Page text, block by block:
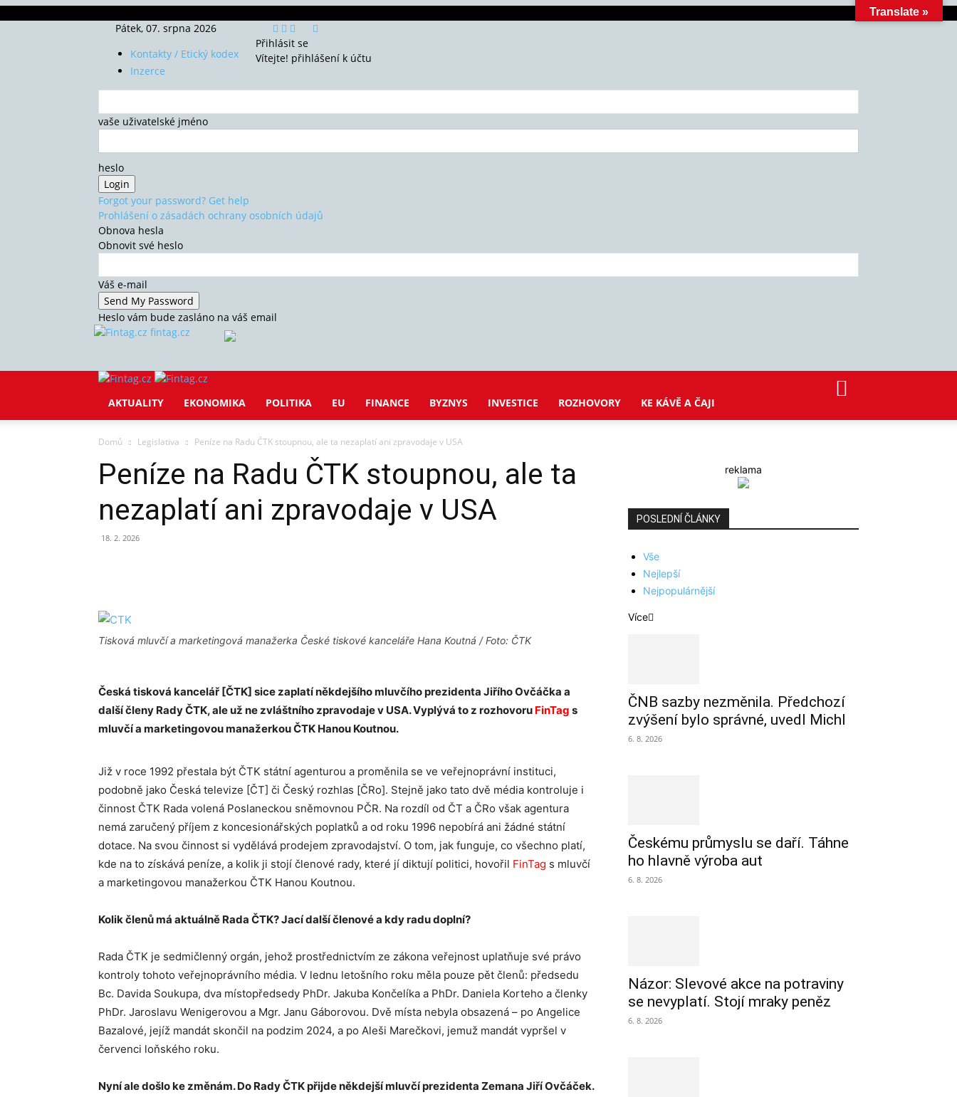
Pátek, 07. srpna 2026
Kontakty / Etický kodex
Inzerce
Přihlásit se
Vítejte! přihlášení k účtu
vaše uživatelské jméno
heslo
Forgot your password? Get help
Prohlášení o zásadách ochrany osobních údajů
Obnova hesla
Obnovit své heslo
Váš e-mail
Heslo vám bude zasláno na váš email
fintag.cz
AKTUALITY EKONOMIKA POLITIKA EU FINANCE BYZNYS INVESTICE ROZHOVORY KE KÁVĚ A ČAJI
Domů Legislativa Peníze na Radu ČTK stoupnou, ale ta nezaplatí ani zpravodaje v USA
Peníze na Radu ČTK stoupnou, ale ta
nezaplatí ani zpravodaje v USA
18. 2. 2026
Tisková mluvčí a marketingová manažerka České tiskové kanceláře Hana Koutná / Foto: ČTK
Česká tisková kancelář [ČTK] sice zaplatí někdejšího mluvčího prezidenta Jiřího Ovčáčka a
další členy Rady ČTK, ale už ne zvláštního zpravodaje v USA.Vyplývá to z rozhovoru FinTag s
mluvčí a marketingovou manažerkou ČTK Hanou Koutnou.
Již v roce 1992 přestala být ČTK státní agenturou a proměnila se ve veřejnoprávní instituci,
podobně jako Česká televize [ČT] či Český rozhlas [ČRo]. Stejně jako tato dvě média kontroluje i
činnost ČTK Rada volená Poslaneckou sněmovnou PČR. Na rozdíl od ČT a ČRo však agentura
nemá zaručený příjem z koncesionářských poplatků a od roku 1996 nepobírá ani žádné státní
dotace. Na svou činnost si vydělává prodejem zpravodajství. O tom, jak funguje, co všechno platí,
kde na to získává peníze, a kolik ji stojí členové rady, které jí diktují politici, hovořil FinTag s mluvčí
a marketingovou manažerkou ČTK Hanou Koutnou.
Kolik členů má aktuálně Rada ČTK? Jací další členové a kdy radu doplní?
Rada ČTK je sedmičlenný orgán, jehož prostřednictvím ze zákona veřejnost uplatňuje své právo
kontroly tohoto veřejnoprávního média. V lednu letošního roku měla pouze pět členů: předsedu
Bc. Davida Soukupa, dva místopředsedy PhDr. Jakuba Končelíka a PhDr. Daniela Korteho a členky
PhDr. Jaroslavu Wenigerovou a Mgr. Janu Gáborovou. Dvě místa nebyla obsazená – po Angelice
Bazalové, jejíž mandát skončil na podzim 2024, a po Aleši Marečkovi, jemuž mandát vypršel v
červenci loňského roku.
Nyní ale došlo ke změnám. Do Rady ČTK přijde někdejší mluvčí prezidenta Zemana Jiří Ovčáček.
reklama
POSLEDNÍ ČLÁNKY
Vše
Nejlepší
Nejpopulárnější
Více
ČNB sazby nezměnila. Předchozí
zvýšení bylo správné, uvedl Michl
6. 8. 2026
Českému průmyslu se daří. Táhne
ho hlavně výroba aut
6. 8. 2026
Názor: Slevové akce na potraviny
se nevyplatí. Stojí mraky peněz
6. 8. 2026
Translate »